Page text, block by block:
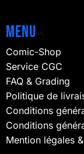
Menu
Comic-Shop
Service CGC
FAQ & Grading
Politique de
Conditions
Conditions
Mention légales